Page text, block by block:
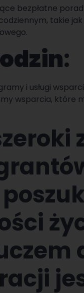
bezpłatne
takie jak
:
i usługi
wsparcia, które